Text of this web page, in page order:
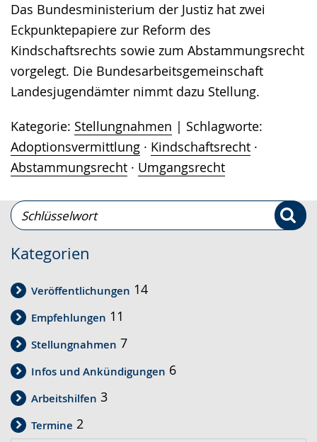
Das Bundesministerium der Justiz hat zwei
Eckpunktepapiere zur Reform des
Kindschaftsrechts sowie zum Abstammungsrecht
vorgelegt. Die Bundesarbeitsgemeinschaft
Landesjugendämter nimmt dazu Stellung.
Kategorie: Stellungnahmen
Schlagworte:
Adoptionsvermittlung · Kindschaftsrecht ·
Abstammungsrecht · Umgangsrecht
Schlüsselwort-
Suche
Suchen
Kategorien
Veröffentlichungen 14
Empfehlungen 11
Stellungnahmen 7
Infos und Ankündigungen 6
Arbeitshilfen 3
Termine 2